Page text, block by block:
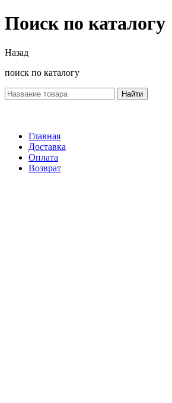
Поиск по каталогу
Назад
поиск по каталогу
Найти
Главная
Доставка
Оплата
Возврат